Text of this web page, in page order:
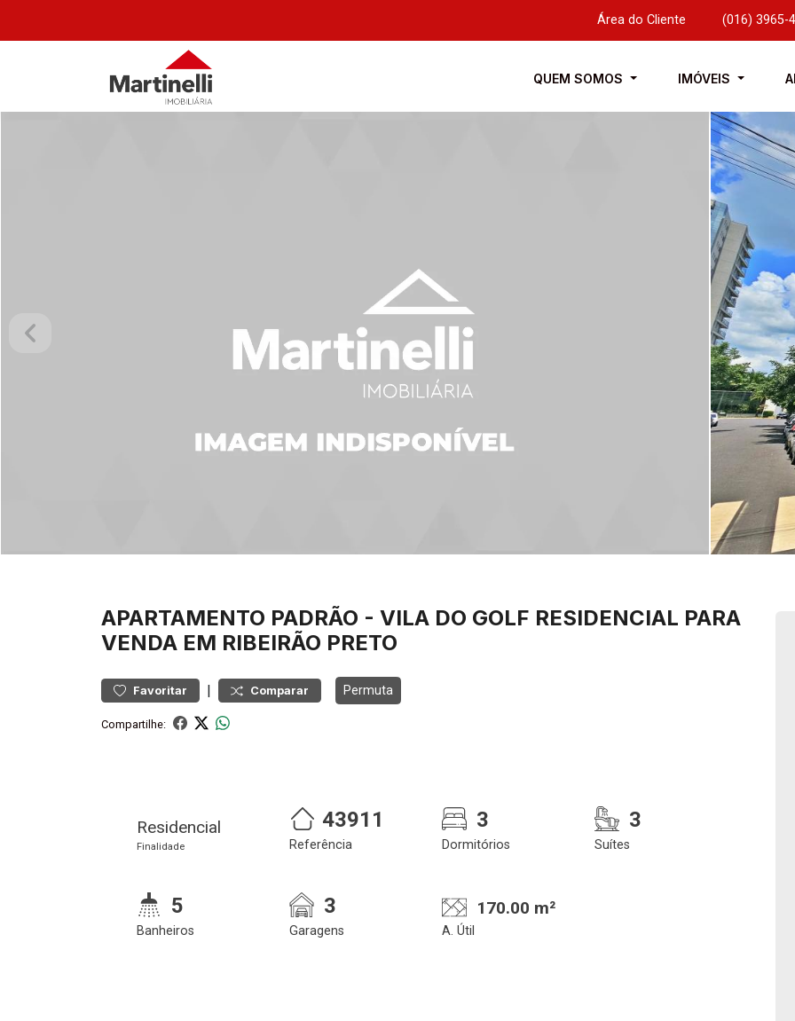
Área do Cliente (016) 3965-
QUEM SOMOS IMÓVEIS
APARTAMENTO PADRÃO - VILA DO GOLF RESIDENCIAL PARA
VENDA EM RIBEIRÃO PRETO
Favoritar | Comparar Permuta
Compartilhe:
Residencial
Finalidade
43911
Referência
3
Dormitórios
3
Suítes
5
Banheiros
3
Garagens
170.00 m²
A. Útil